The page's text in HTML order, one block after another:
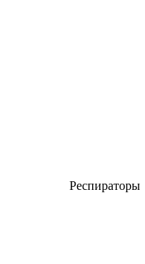
Респираторы